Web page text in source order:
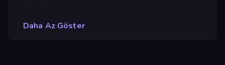
Daha Az Göster